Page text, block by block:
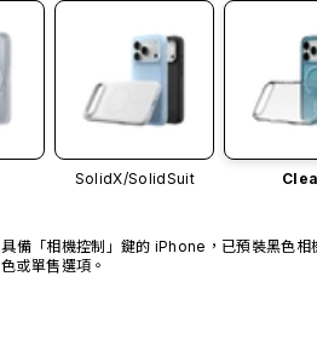
SolidX/SolidSuit
具備「相機控制」鍵的 iPhone，已預裝黑色相
色或單售選項。